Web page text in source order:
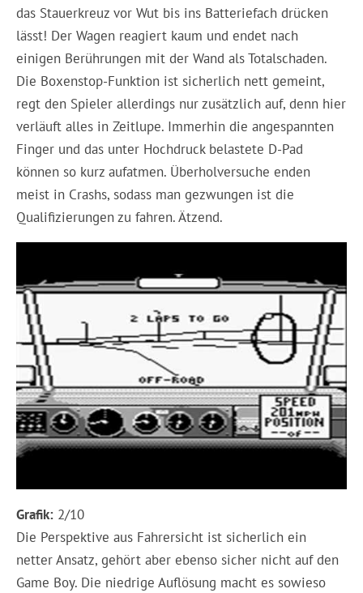
das Stauerkreuz vor Wut bis ins Batteriefach drücken
lässt! Der Wagen reagiert kaum und endet nach
einigen Berührungen mit der Wand als Totalschaden.
Die Boxenstop-Funktion ist sicherlich nett gemeint,
regt den Spieler allerdings nur zusätzlich auf, denn hier
verläuft alles in Zeitlupe. Immerhin die angespannten
Finger und das unter Hochdruck belastete D-Pad
können so kurz aufatmen. Überholversuche enden
meist in Crashs, sodass man gezwungen ist die
Qualifizierungen zu fahren. Ätzend.
Grafik: 2/10
Die Perspektive aus Fahrersicht ist sicherlich ein
netter Ansatz, gehört aber ebenso sicher nicht auf den
Game Boy. Die niedrige Auflösung macht es sowieso